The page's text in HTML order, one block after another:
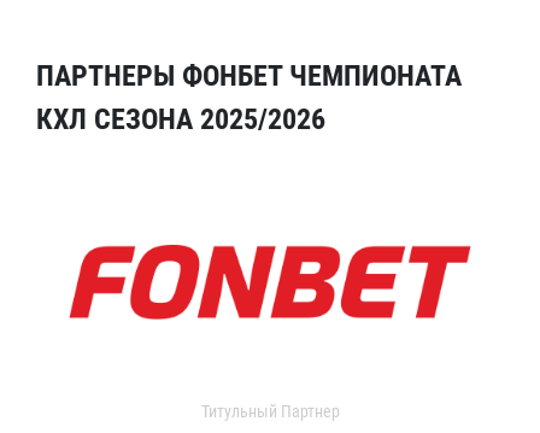
ПАРТНЕРЫ ФОНБЕТ ЧЕМПИОНАТА
КХЛ СЕЗОНА 2025/2026
Титульный Партнер